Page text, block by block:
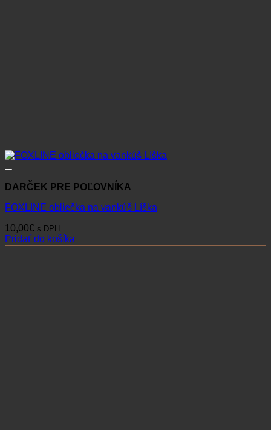
DARČEK PRE POĽOVNÍKA
FOXLINE obliečka na vankúš Líška
10,00€ s DPH
Pridať do košíka